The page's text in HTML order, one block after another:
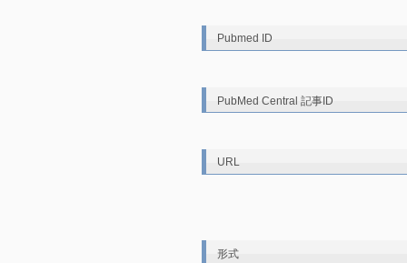
Pubmed ID
PubMed Central 記事ID
URL
形式